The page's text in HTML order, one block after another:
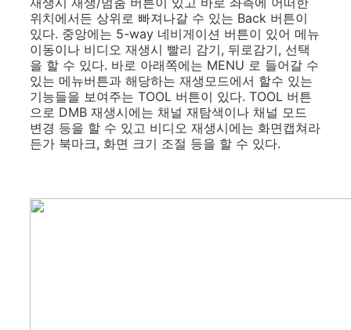
위치에서든 상위로 빠져나갈 수 있는 Back 버튼이
있다. 중앙에는 5-way 네비게이션 버튼이 있어 메뉴
이동이나 비디오 재생시 빨리 감기, 뒤로감기, 선택
을 할 수 있다. 바로 아래쪽에는 MENU 로 들어갈 수
있는 메뉴버튼과 해당하는 재생모드에서 할수 있는
기능들을 보여주는 TOOL 버튼이 있다. TOOL 버튼
으로 DMB 재생시에는 채널 재탐색이나 채널 모드
변경 등을 할 수 있고 비디오 재생시에는 화면캡쳐라
든가 북마크, 화면 크기 조절 등을 할 수 있다.